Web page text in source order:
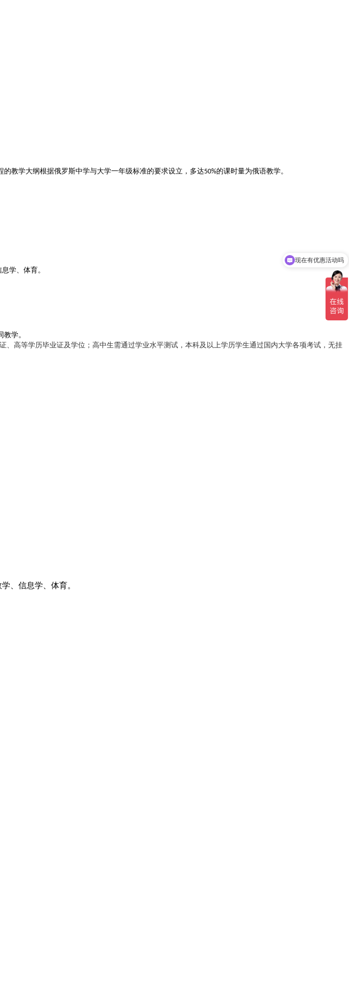
教学大纲根据俄罗斯中学与大学一年级标准的要求设立，多达50%的课时量为俄语教学。
息学、体育 。
教学。
、高等学历毕业证及学位；高中生需通过学业水平测试，本科及以上学历学生通过国内大学各项考试，无挂
、信息学、体育‌。
免费留学规划